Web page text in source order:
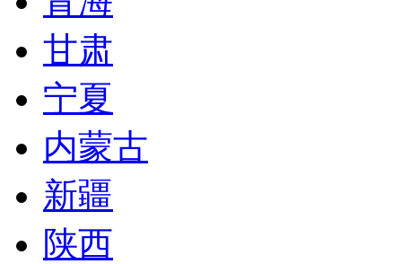
甘肃
宁夏
内蒙古
新疆
陕西